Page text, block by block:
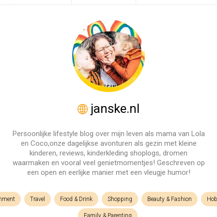
janske.nl
Persoonlijke lifestyle blog over mijn leven als mama van Lola
en Coco,onze dagelijkse avonturen als gezin met kleine
kinderen, reviews, kinderkleding shoplogs, dromen
waarmaken en vooral veel genietmomentjes! Geschreven op
een open en eerlijke manier met een vleugje humor!
Travel Food & Drink Shopping Beauty & Fashion
Family & Parenting